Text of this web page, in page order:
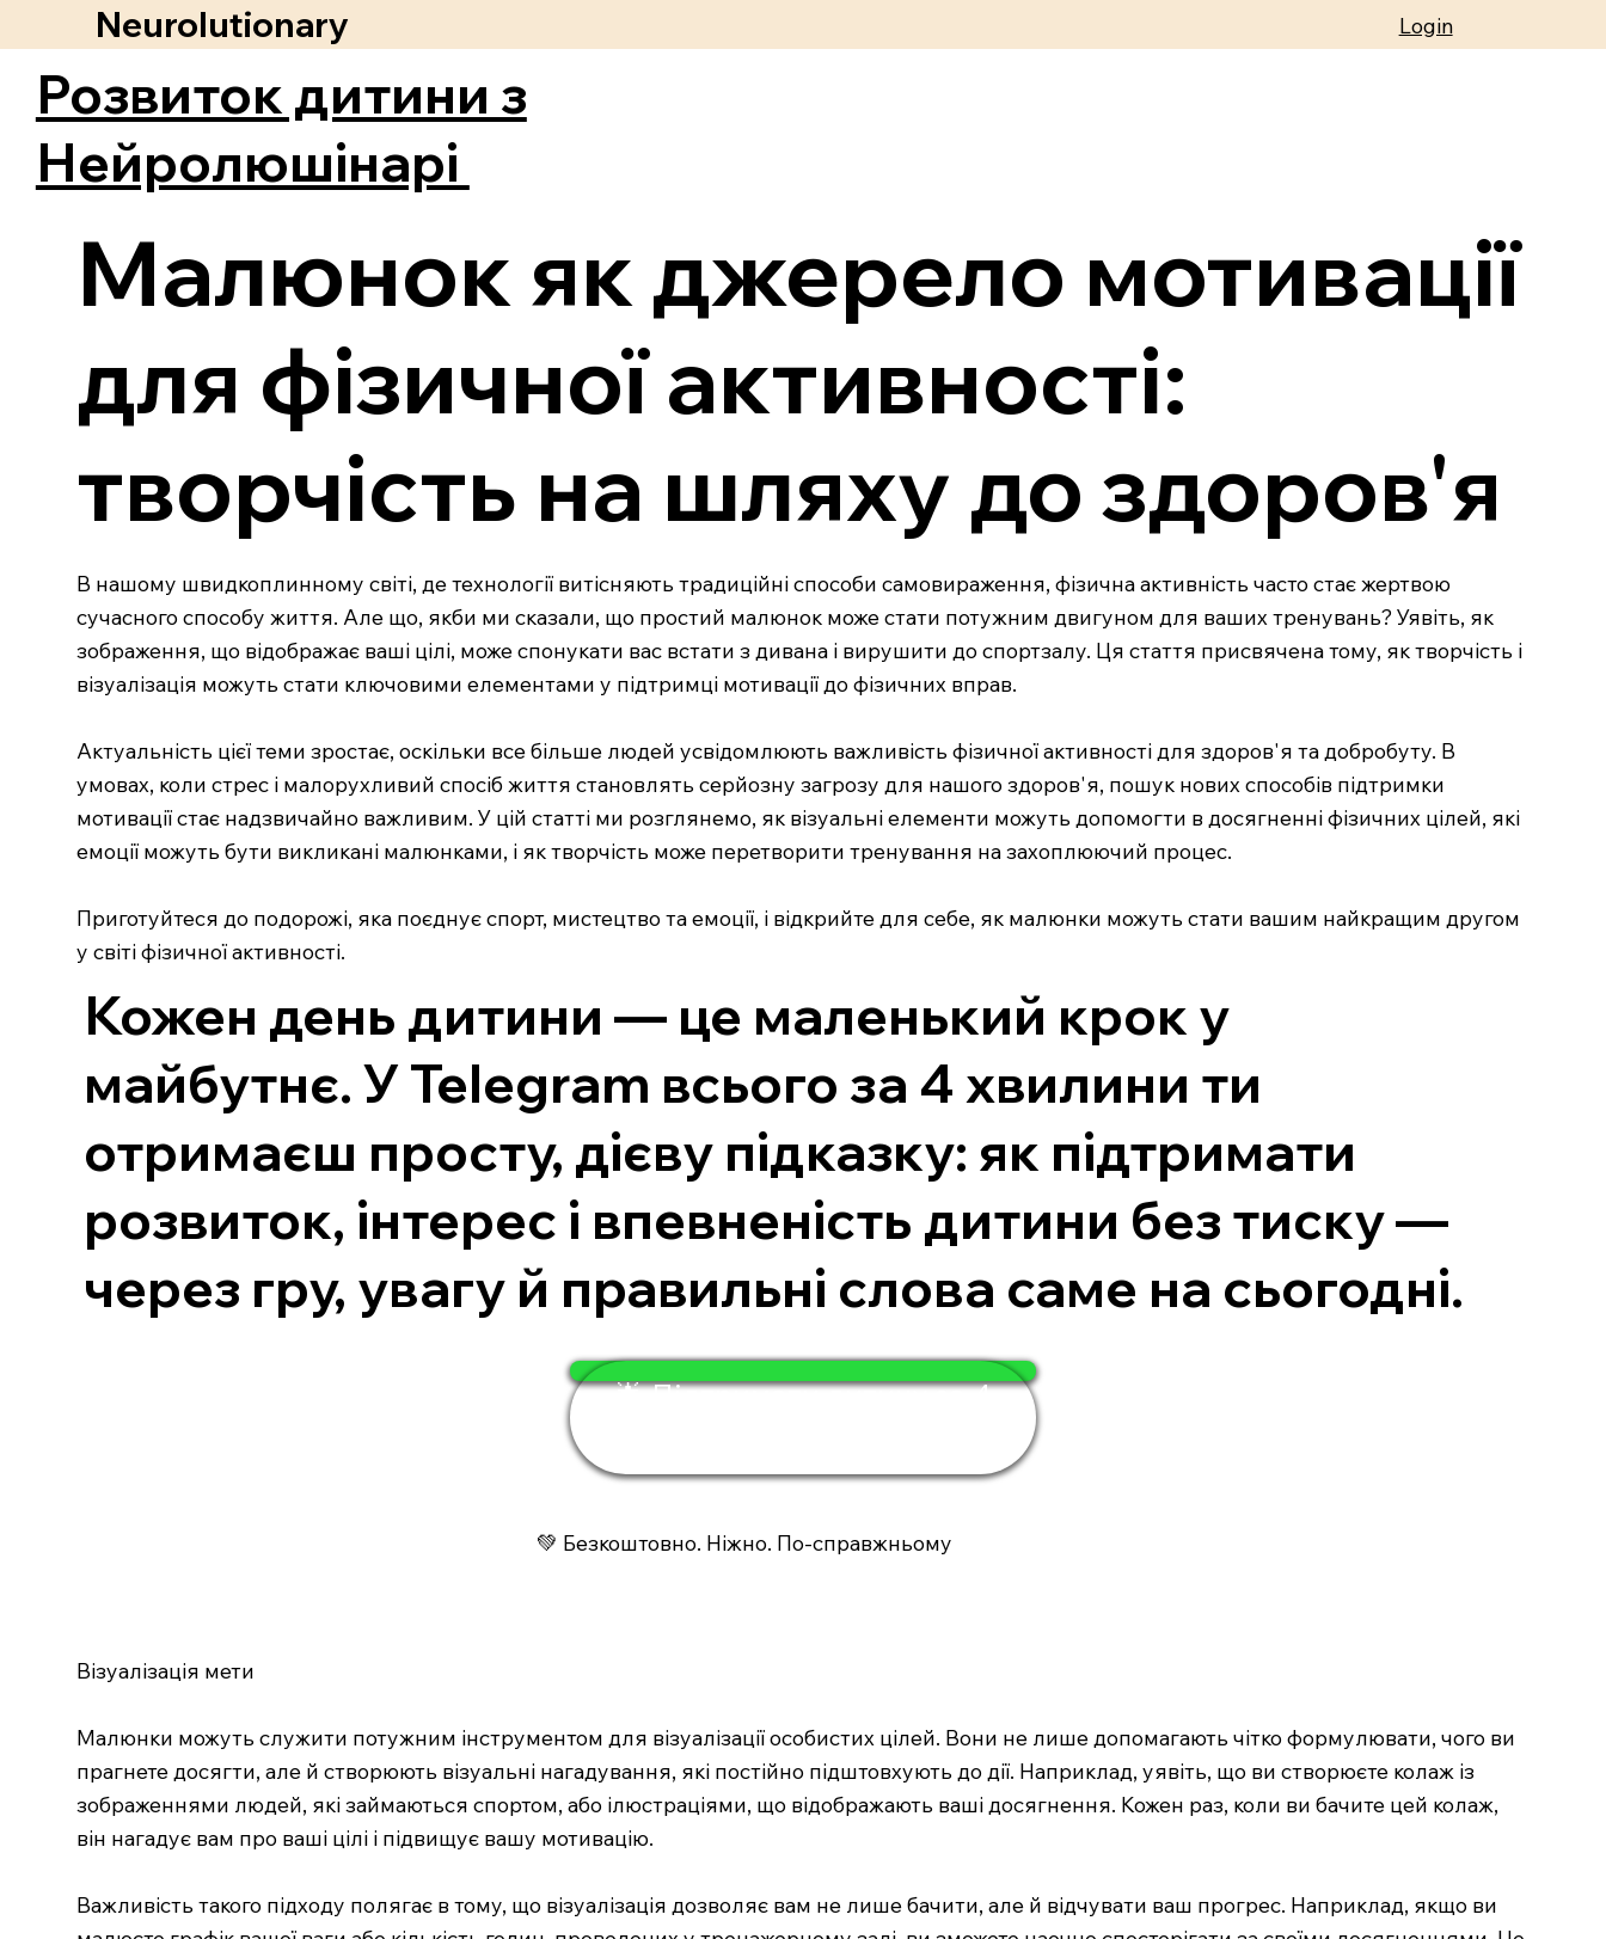
Neurolutionary Login
Розвиток дитини з
Нейролюшінарі
Малюнок як джерело мотивації
для фізичної активності:
творчість на шляху до здоров'я
В нашому швидкоплинному світі, де технології витісняють традиційні способи самовираження, фізична активність часто стає жертвою
сучасного способу життя. Але що, якби ми сказали, що простий малюнок може стати потужним двигуном для ваших тренувань? Уявіть, як
зображення, що відображає ваші цілі, може спонукати вас встати з дивана і вирушити до спортзалу. Ця стаття присвячена тому, як творчість і
візуалізація можуть стати ключовими елементами у підтримці мотивації до фізичних вправ.
Актуальність цієї теми зростає, оскільки все більше людей усвідомлюють важливість фізичної активності для здоров'я та добробуту. В
умовах, коли стрес і малорухливий спосіб життя становлять серйозну загрозу для нашого здоров'я, пошук нових способів підтримки
мотивації стає надзвичайно важливим. У цій статті ми розглянемо, як візуальні елементи можуть допомогти в досягненні фізичних цілей, які
емоції можуть бути викликані малюнками, і як творчість може перетворити тренування на захоплюючий процес.
Приготуйтеся до подорожі, яка поєднує спорт, мистецтво та емоції, і відкрийте для себе, як малюнки можуть стати вашим найкращим другом
у світі фізичної активності.
Кожен день дитини — це маленький крок у
майбутнє. У Telegram всього за 4 хвилини ти
отримаєш просту, дієву підказку: як підтримати
розвиток, інтерес і впевненість дитини без тиску —
через гру, увагу й правильні слова саме на сьогодні.
🌟 Підтримати дитину за 4
💚 Безкоштовно. Ніжно. По-справжньому
Візуалізація мети
Малюнки можуть служити потужним інструментом для візуалізації особистих цілей. Вони не лише допомагають чітко формулювати, чого ви
прагнете досягти, але й створюють візуальні нагадування, які постійно підштовхують до дії. Наприклад, уявіть, що ви створюєте колаж із
зображеннями людей, які займаються спортом, або ілюстраціями, що відображають ваші досягнення. Кожен раз, коли ви бачите цей колаж,
він нагадує вам про ваші цілі і підвищує вашу мотивацію.
Важливість такого підходу полягає в тому, що візуалізація дозволяє вам не лише бачити, але й відчувати ваш прогрес. Наприклад, якщо ви